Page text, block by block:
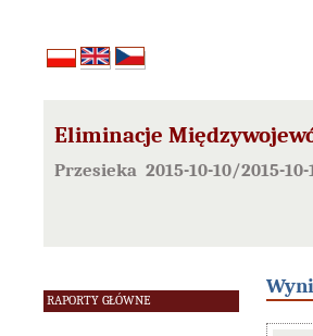
Eliminacje
Przesieka 2015-10-10/2015-10-
RAPORTY GŁÓWNE